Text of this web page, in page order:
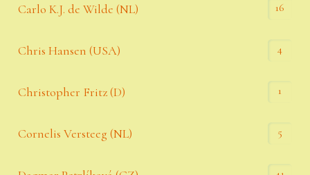
Carlo K.J. de Wilde (NL) 16
Chris Hansen (USA) 4
Christopher Fritz (D) 1
Cornelis Versteeg (NL) 5